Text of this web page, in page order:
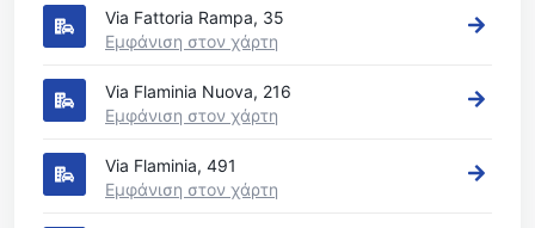
Via Fattoria Rampa, 35
Εμφάνιση στον χάρτη
Via Flaminia Nuova, 216
Εμφάνιση στον χάρτη
Via Flaminia, 491
Εμφάνιση στον χάρτη